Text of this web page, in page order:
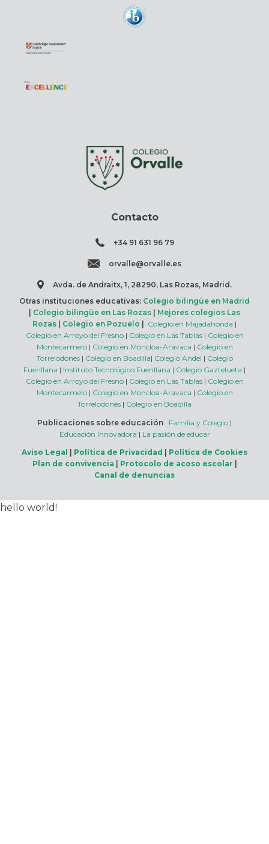
Contacto
+34 91 631 96 79
orvalle@orvalle.es
Avda. de Andraitx, 1, 28290, Las Rozas, Madrid.
Otras instituciones educativas: Colegio bilingüe en Madrid
Colegio bilingüe en Las Rozas
Mejores colegios Las
Rozas
Colegio en Pozuelo Colegio en Majadahonda |
Colegio en Arroyo del Fresno| Colegio en Las Tablas| Colegio en
Montecarmelo| Colegio en Moncloa-Aravaca | Colegio en
Torrelodones| Colegio en Boadilla| Colegio Andel | Colegio
Fuenllana | Instituto Tecnológico Fuenllana | Colegio Gaztelueta |
Colegio en Arroyo del Fresno| Colegio en Las Tablas| Colegio en
Montecarmelo| Colegio en Moncloa-Aravaca | Colegio en
Torrelodones | Colegio en Boadilla
Publicaciones sobre educación: Familia y Colegio |
Educación Innovadora | La pasión de educar
Aviso Legal
Política de Privacidad
Política de Cookies
Plan de convivencia
Protocolo de acoso escolar
Canal de denuncias
hello world!